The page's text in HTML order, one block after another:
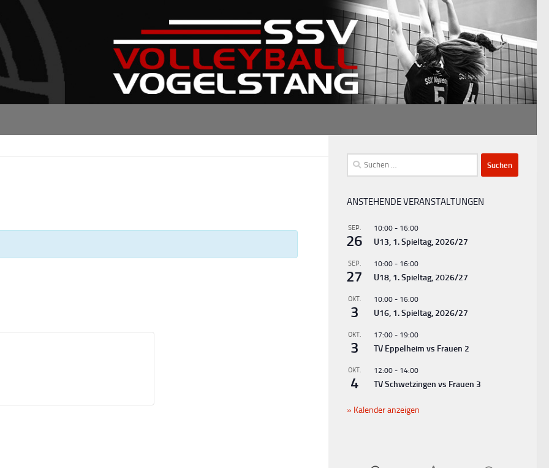
Suchen
nach:
ANSTEHENDE VERANSTALTUNGEN
SEP.
26
10:00 - 16:00
U13, 1. Spieltag, 2026/27
SEP.
27
10:00 - 16:00
U18, 1. Spieltag, 2026/27
OKT.
3
10:00 - 16:00
U16, 1. Spieltag, 2026/27
OKT.
3
17:00 - 19:00
TV Eppelheim vs Frauen 2
OKT.
4
12:00 - 14:00
TV Schwetzingen vs Frauen 3
Kalender anzeigen